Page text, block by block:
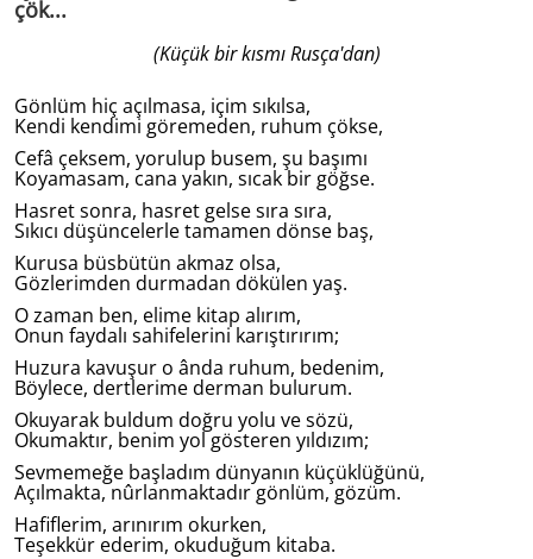
çök...
(Küçük bir kısmı Rusça'dan)
Gönlüm hiç açılmasa, içim sıkılsa,
Kendi kendimi göremeden, ruhum çökse,
Cefâ çeksem, yorulup busem, şu başımı
Koyamasam, cana yakın, sıcak bir göğse.
Hasret sonra, hasret gelse sıra sıra,
Sıkıcı düşüncelerle tamamen dönse baş,
Kurusa büsbütün akmaz olsa,
Gözlerimden durmadan dökülen yaş.
O zaman ben, elime kitap alırım,
Onun faydalı sahifelerini karıştırırım;
Huzura kavuşur o ânda ruhum, bedenim,
Böylece, dertlerime derman bulurum.
Okuyarak buldum doğru yolu ve sözü,
Okumaktır, benim yol gösteren yıldızım;
Sevmemeğe başladım dünyanın küçüklüğünü,
Açılmakta, nûrlanmaktadır gönlüm, gözüm.
Hafiflerim, arınırım okurken,
Teşekkür ederim, okuduğum kitaba.